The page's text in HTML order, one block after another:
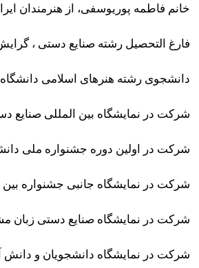
خانم فاطمه پوریوسفی، از هنرمندان
فارغ التحصیل رشته صنایع دستی ،
دانشجوی رشته هنرهای اسلامی
شرکت در نمایشگاه بین المللی صنایع
شرکت در اولین دوره جشنواره ملی
شرکت در نمایشگاه جانبی جشنواره بین
شرکت در نمایشگاه صنایع دستی زبان
شرکت در نمایشگاه دانشجویان و دانش